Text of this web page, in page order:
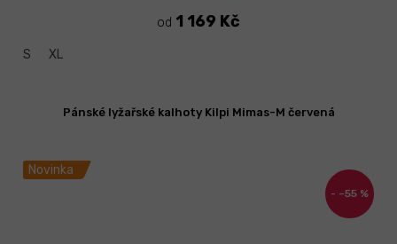
od 1 169 Kč
S XL
Novinka
–55 %
Pánské lyžařské kalhoty Kilpi Mimas-M červená